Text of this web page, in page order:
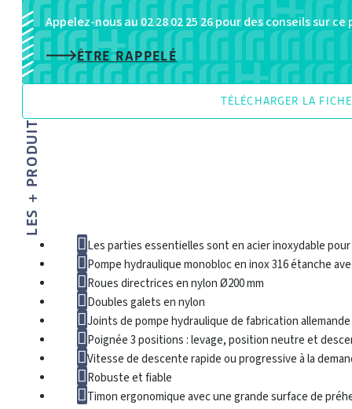
Appelez-nous au 02 28 02 25 26 pour des conseils sur
ÊTRE RAPPELÉ
TÉLÉCHARGER LA
LES + PRODUIT
Les parties essentielles sont en acier inoxydable
Pompe hydraulique monobloc en inox 316 étanche
Roues directrices en nylon Ø200 mm
Doubles galets en nylon
Joints de pompe hydraulique de fabrication allemande
Poignée 3 positions : levage, position neutre et
Vitesse de descente rapide ou progressive à la
Robuste et fiable
Timon ergonomique avec une grande surface de